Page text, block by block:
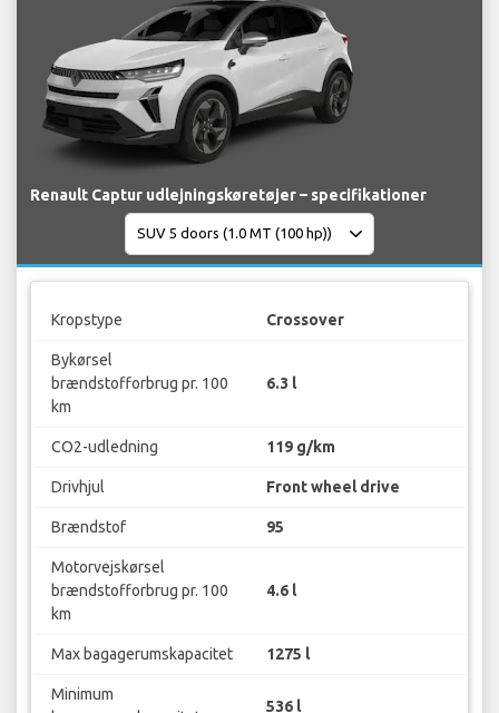
Renault Captur udlejningskøretøjer – specifikationer
Kropstype Crossover
Bykørsel
brændstofforbrug pr. 100
km
6.3 l
CO2-udledning 119 g/km
Drivhjul Front wheel drive
Brændstof 95
Motorvejskørsel
brændstofforbrug pr. 100
km
4.6 l
Max bagagerumskapacitet 1275 l
Minimum
536 l